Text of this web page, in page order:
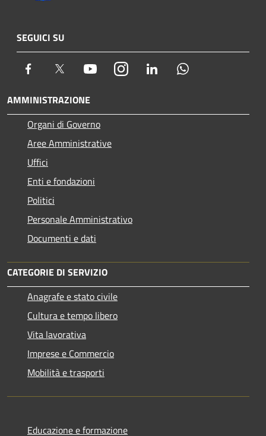
SEGUICI SU
Facebook Twitter YoutubeInstagram LinkedIn
AMMINISTRAZIONE
Organi di Governo
Aree Amministrative
Uffici
Enti e fondazioni
Politici
Personale Amministrativo
Documenti e dati
CATEGORIE DI SERVIZIO
Anagrafe e stato civile
Cultura e tempo libero
Vita lavorativa
Imprese e Commercio
Mobilità e trasporti
Educazione e formazione